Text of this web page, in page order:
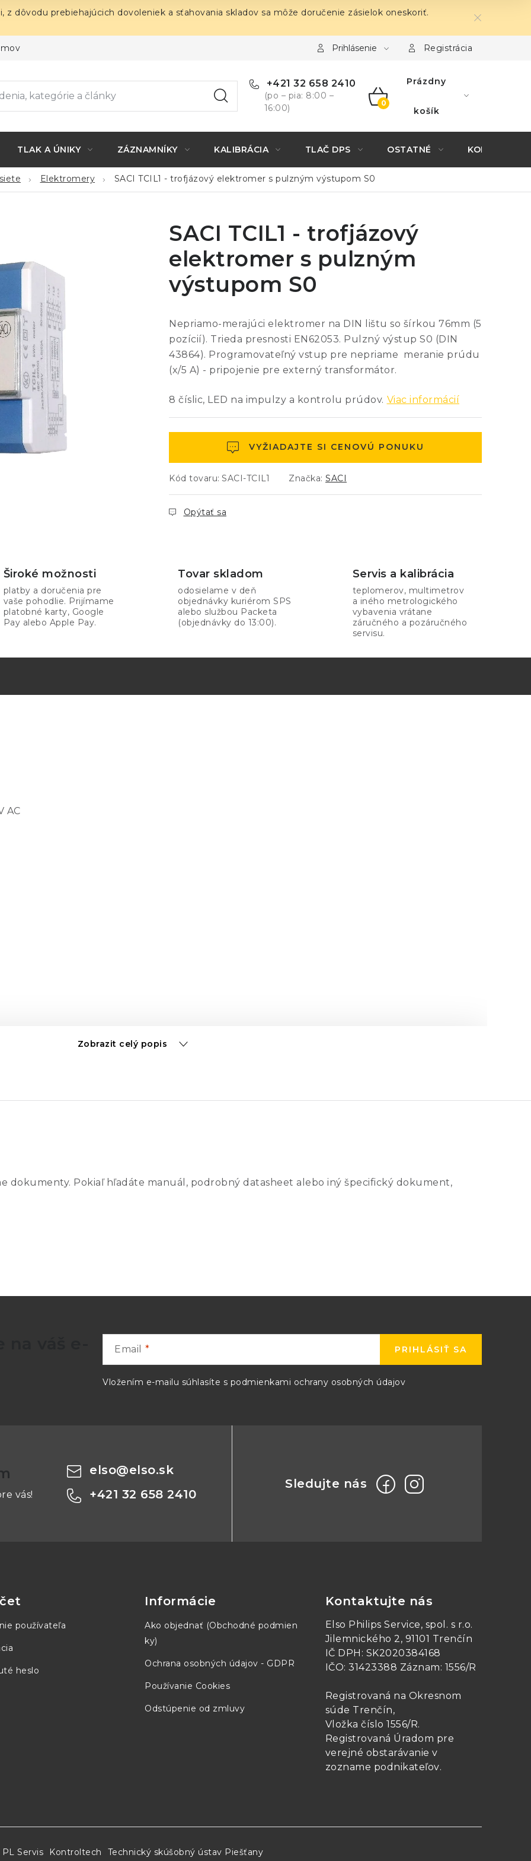
z dôvodu prebiehajúcich dovoleniek a sťahovania skladov sa môže doručenie zásielok oneskoriť.
Prihlásenie Registrácia
+421 32 658 2410
(po – pia: 8:00 –
16:00)
NÁKUPNÝ
Prázdny
košík
TLAK A ÚNIKY ZÁZNAMNÍKY KALIBRÁCIA TLAČ DPS OSTATNÉ KONTAKTY
Elektromery SACI TCIL1 - trofjázový elektromer s pulzným výstupom S0
SACI TCIL1 - trofjázový
elektromer s pulzným
výstupom S0
Nepriamo-merajúci elektromer na DIN lištu so šírkou 76mm (5
pozícií). Trieda presnosti EN62053. Pulzný výstup S0 (DIN
43864). Programovateľný vstup pre nepriame meranie prúdu
(x/5 A) - pripojenie pre externý transformátor.
8 číslic, LED na impulzy a kontrolu prúdov. Viac informácií
VYŽIADAJTE SI CENOVÚ PONUKU
Kód tovaru: SACI-TCIL1 Značka: SACI
Opýtať sa
Široké možnosti
platby a doručenia pre
vaše pohodlie. Prijímame
platobné karty, Google
Pay alebo Apple Pay.
Tovar skladom
odosielame v deň
objednávky kuriérom SPS
alebo službou Packeta
(objednávky do 13:00).
Servis a kalibrácia
teplomerov, multimetrov
a iného metrologického
vybavenia vrátane
záručného a pozáručného
servisu.
AC
Zobrazit celý popis
dokumenty. Pokiaľ hľadáte manuál, podrobný datasheet alebo iný špecifický dokument,
Email
Vložením e-mailu súhlasíte s podmienkami ochrany osobných údajov
PRIHLÁSIŤ SA
vás!
elso@elso.sk
+421 32 658 2410
používateľa
heslo
Informácie
Ako objednať (Obchodné podmien
ky)
Ochrana osobných údajov - GDPR
Používanie Cookies
Odstúpenie od zmluvy
Kontaktujte nás
Elso Philips Service, spol. s r.o.
Jilemnického 2, 91101 Trenčín
IČ DPH: SK2020384168
IČO: 31423388 Záznam: 1556/R
Registrovaná na Okresnom
súde Trenčín,
Vložka číslo 1556/R.
Registrovaná Úradom pre
verejné obstarávanie v
zozname podnikateľov.
PL Servis Kontroltech Technický skúšobný ústav Piešťany